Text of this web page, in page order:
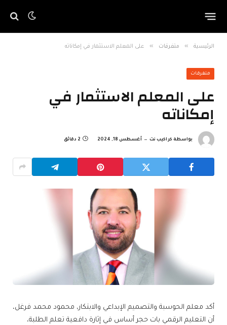
الرئيسية » متفرقات » على المعلم الاستثمار في إمكاناته
متفرقات
على المعلم الاستثمار في
إمكاناته
بواسطة كراكيب نت أغسطس 18, 2024 2 دقائق
أكد معلم الحوسبة والتصميم الإبداعي والابتكار، محمود محمد فرغل،
أن التعليم الرقمي بات حجر أساس في إثارة دافعية تعلم الطلبة،